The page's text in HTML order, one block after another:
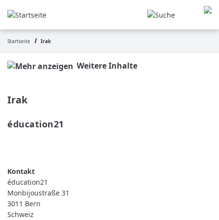
zum
Pfadnavigation
Startseite Irak
Weitere Inhalte
Irak
éducation21
éducation21
Monbijoustraße 31
3011 Bern
Schweiz